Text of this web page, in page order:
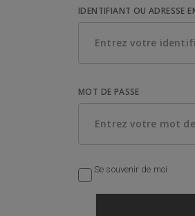
IDENTIFIANT OU ADRESSE
MOT DE PASSE
Se souvenir de moi